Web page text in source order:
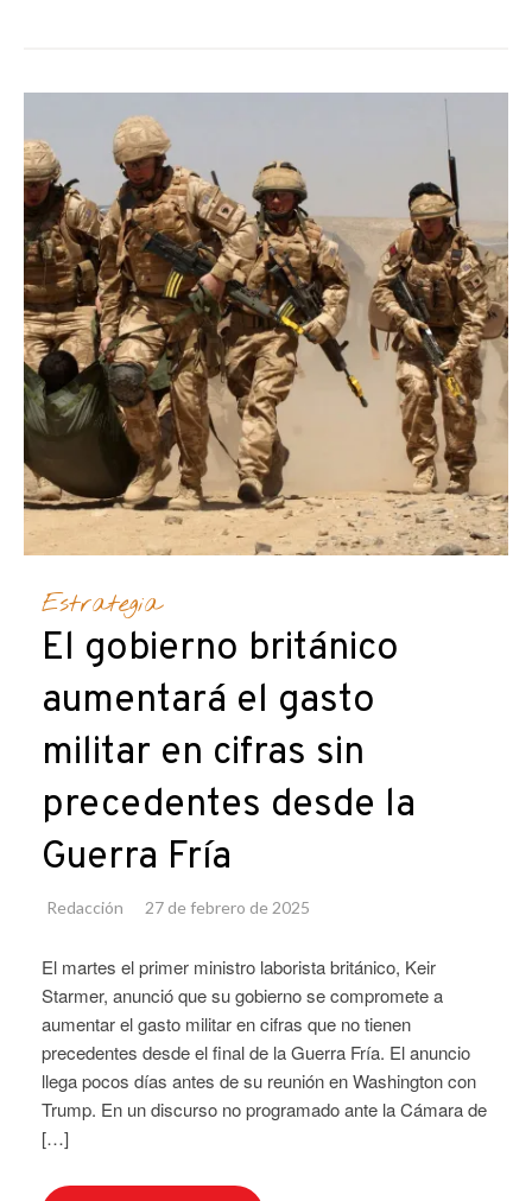
Estrategia
El gobierno británico
aumentará el gasto
militar en cifras sin
precedentes desde la
Guerra Fría
Redacción 27 de febrero de 2025
El martes el primer ministro laborista británico, Keir
Starmer, anunció que su gobierno se compromete a
aumentar el gasto militar en cifras que no tienen
precedentes desde el final de la Guerra Fría. El anuncio
llega pocos días antes de su reunión en Washington con
Trump. En un discurso no programado ante la Cámara de
[…]